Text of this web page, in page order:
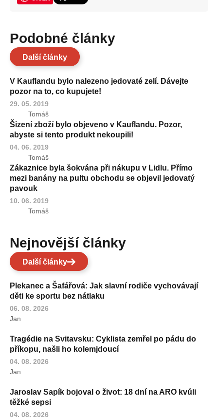
Podobné články
Další články
V Kauflandu bylo nalezeno jedovaté zelí. Dávejte
pozor na to, co kupujete!
29. 05. 2019
Tomáš
Šizení zboží bylo objeveno v Kauflandu. Pozor,
abyste si tento produkt nekoupili!
04. 06. 2019
Tomáš
Zákaznice byla šokvána při nákupu v Lidlu. Přímo
mezi banány na pultu obchodu se objevil jedovatý
pavouk
10. 06. 2019
Tomáš
Nejnovější články
Další články
Plekanec a Šafářová: Jak slavní rodiče vychovávají
děti ke sportu bez nátlaku
06. 08. 2026
Jan
Tragédie na Svitavsku: Cyklista zemřel po pádu do
příkopu, našli ho kolemjdoucí
04. 08. 2026
Jan
Jaroslav Sapík bojoval o život: 18 dní na ARO kvůli
těžké sepsi
04. 08. 2026